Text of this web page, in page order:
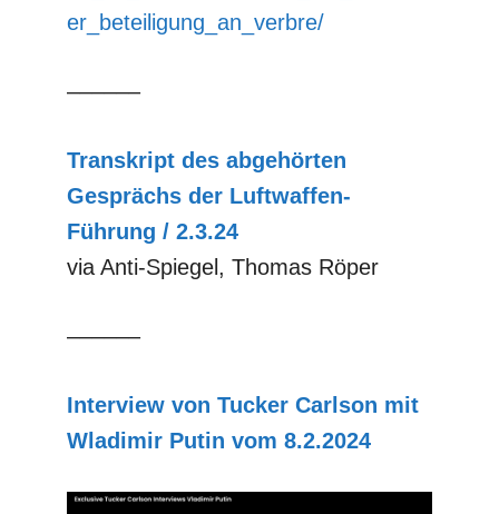
er_beteiligung_an_verbre/
––––––
Transkript des abgehörten
Gesprächs der Luftwaffen-
Führung / 2.3.24
via Anti-Spiegel, Thomas Röper
––––––
Interview von Tucker Carlson mit
Wladimir Putin vom 8.2.2024